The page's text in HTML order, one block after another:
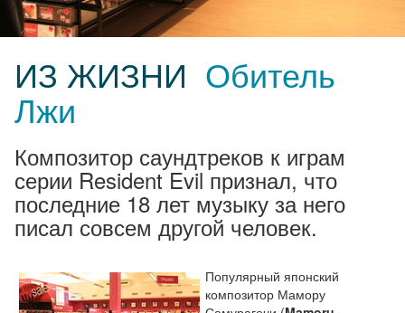
ИЗ ЖИЗНИ Обитель
Лжи
Композитор саундтреков к играм
серии Resident Evil признал, что
последние 18 лет музыку за него
писал совсем другой человек.
Популярный японский
композитор Мамору